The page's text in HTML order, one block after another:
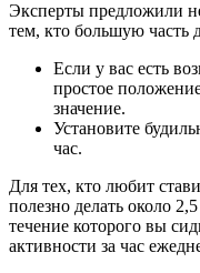
Эксперты предложили
тем, кто большую часть
Если у вас есть
простое
значение.
Установите
час.
Для тех, кто любит
полезно делать около
течение которого вы
активности за час